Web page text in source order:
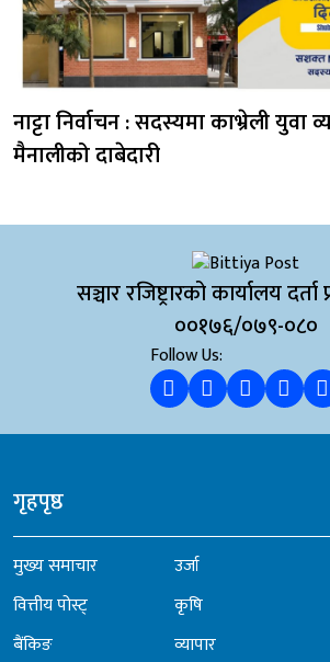
नाट्टा निर्वाचन : सदस्यमा काभ्रेली युवा
मैनालीको दाबेदारी
सञ्चार रजिष्ट्रारको कार्यालय दर्ता
००१७६/०७९-०८०
Follow Us:
गृहपृष्ठ
मुख्य समाचार
वित्तीय पोस्ट्
बैंकिङ
उर्जा
कृषि
व्यापार